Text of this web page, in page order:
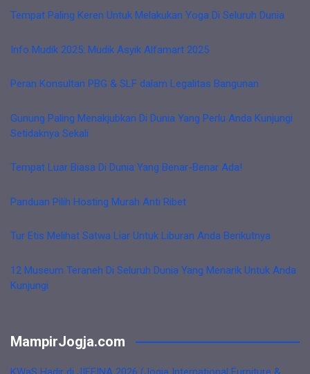
Tempat Paling Keren Untuk Melakukan Yoga Di Seluruh Dunia
Info Mudik 2025: Mudik Asyik Alfamart 2025
Peran Konsultan PBG & SLF dalam Legalitas Bangunan
Gunung Paling Menakjubkan Di Dunia Yang Perlu Anda Kunjungi
Setidaknya Sekali
Tempat Luar Biasa Di Dunia Yang Benar-Benar Ada!
Panduan Pilih Hosting Murah Anti Ribet
Tur Etis Melihat Satwa Liar Untuk Liburan Anda Berikutnya
12 Museum Teraneh Di Seluruh Dunia Yang Menarik Untuk Anda
Kunjungi
MampirJogja.com